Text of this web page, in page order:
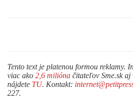
Tento text je platenou formou reklamy.
viac ako 2,6 milióna čitateľov Sme.sk
nájdete TU. Kontakt:
227.